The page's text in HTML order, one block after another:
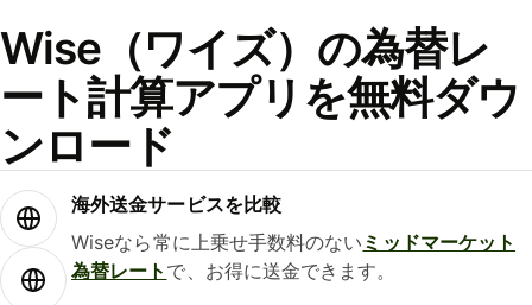
Wise（ワイズ）の為替レ
ート計算アプリを無料ダウ
ンロード
海外送金サービスを比較
Wiseなら常に上乗せ手数料のない ミッドマーケット
為替レート で、お得に送金できます。